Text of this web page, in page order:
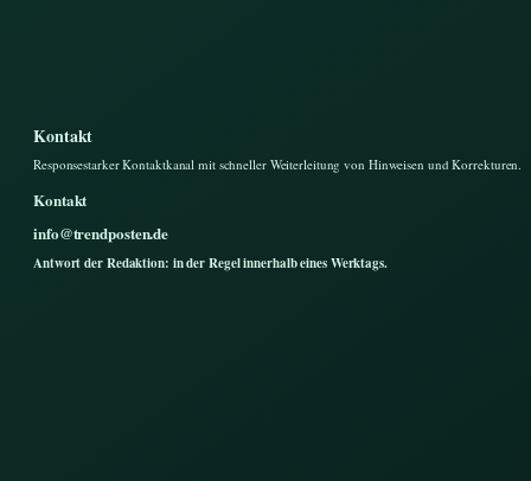
Kontakt
Responsestarker Kontaktkanal mit schneller Weiterleitung von Hinweisen und Korrekturen.
Kontakt
info@trendposten.de
Antwort der Redaktion: in der Regel innerhalb eines Werktags.